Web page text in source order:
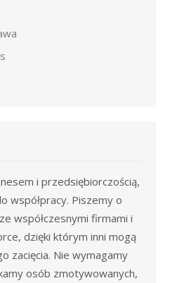
i przedsiębiorczością,
współpracy. Piszemy o
współczesnymi firmami i
dzięki którym inni mogą
zacięcia. Nie wymagamy
osób zmotywowanych,